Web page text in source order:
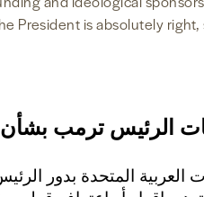
President is absolutely
الرئيس ترمب
- "ترحب دولة الإمارات العربية